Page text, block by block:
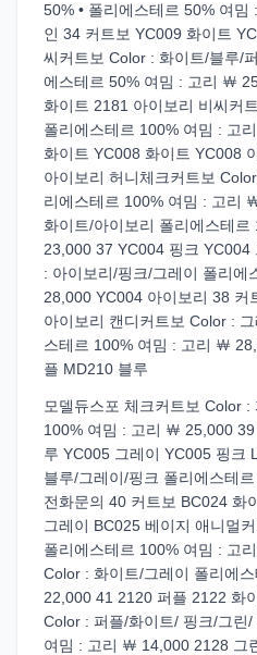
50% • 폴리에스테르 50% 여
인 34 커트보 YC009 화이트
씨커트보 Color : 화이트/블루/
에스테르 50% 여밈 : 고리 ￦
화이트 2181 아이보리 비씨커
폴리에스테르 100% 여밈 : 고
화이트 YC008 화이트 YC008
아이보리 허니체크커트보
리에스테르 100% 여밈 : 고리
화이트/아이보리 폴리에스테
23,000 37 YC004 핑크
: 아이보리/핑크/그레이 폴리에
28,000 YC004 아이보리 38 커
아이보리 캔디커트보 Color :
스테르 100% 여밈 : 고리 ￦
플 MD210 블루
모델듀스포 체크커트보 Color :
100% 여밈 : 고리 ￦ 25,000
루 YC005 그레이 YC005 핑크
블루/그레이/핑크 폴리에스테
전화문의 40 커트보 BC024 화
그레이 BC025 베이지 애니멀
폴리에스테르 100% 여밈 : 고
Color : 화이트/그레이 폴리에
22,000 41 2120 퍼플 2122 화
Color : 퍼플/화이트/ 핑크/그린
여밈 : 고리 ￦ 14,000 2128 그